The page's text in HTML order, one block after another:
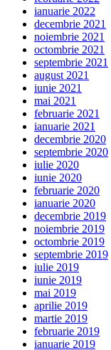
ianuarie 2022
decembrie 2021
noiembrie 2021
octombrie 2021
septembrie 2021
august 2021
iunie 2021
mai 2021
februarie 2021
ianuarie 2021
decembrie 2020
septembrie 2020
iulie 2020
iunie 2020
februarie 2020
ianuarie 2020
decembrie 2019
noiembrie 2019
octombrie 2019
septembrie 2019
iulie 2019
iunie 2019
mai 2019
aprilie 2019
martie 2019
februarie 2019
ianuarie 2019